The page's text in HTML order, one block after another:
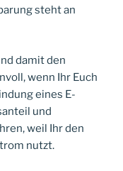
steht an
damit den
wenn Ihr Euch
eines E-
und
weil Ihr den
nutzt.